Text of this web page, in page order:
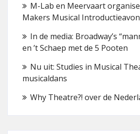
M-Lab en Meervaart
Makers Musical
In de media: Broadway’s
en ’t Schaep met de 5 Pooten
Nu uit: Studies in Musical
musicaldans
Why Theatre?! over de